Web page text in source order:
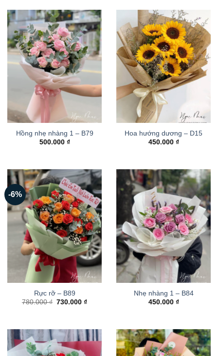
Hồng nhẹ nhàng 1 – B79
500.000 ₫
Hoa hướng dương – D15
450.000 ₫
-6%
Rực rỡ – B89
780.000₫ Giá
730.000₫Giá
Nhẹ nhàng 1 – B84
450.000 ₫